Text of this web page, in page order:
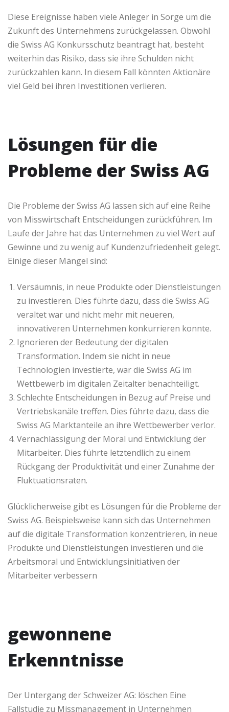
Diese Ereignisse haben viele Anleger in Sorge um die
Zukunft des Unternehmens zurückgelassen. Obwohl
die Swiss AG Konkursschutz beantragt hat, besteht
weiterhin das Risiko, dass sie ihre Schulden nicht
zurückzahlen kann. In diesem Fall könnten Aktionäre
viel Geld bei ihren Investitionen verlieren.
Lösungen für die
Probleme der Swiss AG
Die Probleme der Swiss AG lassen sich auf eine Reihe
von Misswirtschaft Entscheidungen zurückführen. Im
Laufe der Jahre hat das Unternehmen zu viel Wert auf
Gewinne und zu wenig auf Kundenzufriedenheit gelegt.
Einige dieser Mängel sind:
Versäumnis, in neue Produkte oder Dienstleistungen
zu investieren. Dies führte dazu, dass die Swiss AG
veraltet war und nicht mehr mit neueren,
innovativeren Unternehmen konkurrieren konnte.
Ignorieren der Bedeutung der digitalen
Transformation. Indem sie nicht in neue
Technologien investierte, war die Swiss AG im
Wettbewerb im digitalen Zeitalter benachteiligt.
Schlechte Entscheidungen in Bezug auf Preise und
Vertriebskanäle treffen. Dies führte dazu, dass die
Swiss AG Marktanteile an ihre Wettbewerber verlor.
Vernachlässigung der Moral und Entwicklung der
Mitarbeiter. Dies führte letztendlich zu einem
Rückgang der Produktivität und einer Zunahme der
Fluktuationsraten.
Glücklicherweise gibt es Lösungen für die Probleme der
Swiss AG. Beispielsweise kann sich das Unternehmen
auf die digitale Transformation konzentrieren, in neue
Produkte und Dienstleistungen investieren und die
Arbeitsmoral und Entwicklungsinitiativen der
Mitarbeiter verbessern
gewonnene
Erkenntnisse
Der Untergang der Schweizer AG: löschen Eine
Fallstudie zu Missmanagement in Unternehmen